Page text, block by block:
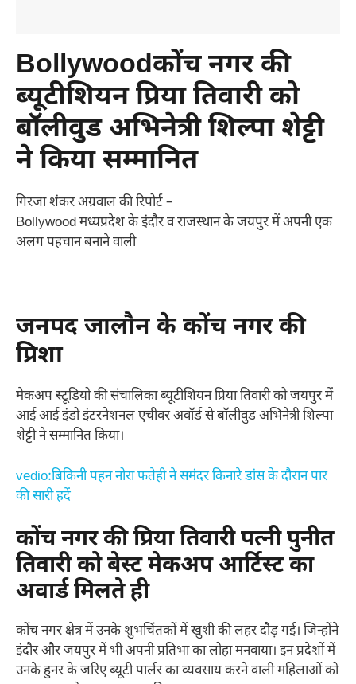
Bollywoodकोंच नगर की
ब्यूटीशियन प्रिया तिवारी को
बॉलीवुड अभिनेत्री शिल्पा शेट्टी
ने किया सम्मानित
गिरजा शंकर अग्रवाल की रिपोर्ट –
Bollywood मध्यप्रदेश के इंदौर व राजस्थान के जयपुर में अपनी एक
अलग पहचान बनाने वाली
जनपद जालौन के कोंच नगर की
प्रिशा
मेकअप स्टूडियो की संचालिका ब्यूटीशियन प्रिया तिवारी को जयपुर में
आई आई इंडो इंटरनेशनल एचीवर अवॉर्ड से बॉलीवुड अभिनेत्री शिल्पा
शेट्टी ने सम्मानित किया।
vedio:बिकिनी पहन नोरा फतेही ने समंदर किनारे डांस के दौरान पार
की सारी हदें
कोंच नगर की प्रिया तिवारी पत्नी पुनीत
तिवारी को बेस्ट मेकअप आर्टिस्ट का
अवार्ड मिलते ही
कोंच नगर क्षेत्र में उनके शुभचिंतकों में खुशी की लहर दौड़ गई। जिन्होंने
इंदौर और जयपुर में भी अपनी प्रतिभा का लोहा मनवाया। इन प्रदेशों में
उनके हुनर के जरिए ब्यूटी पार्लर का व्यवसाय करने वाली महिलाओं को